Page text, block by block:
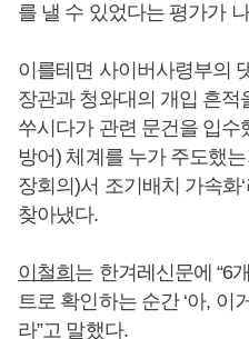
를 낼 수 있었다는 평가가
이를테면 사이버사령부의
장관과 청와대의 개입 흔
쑤시다가 관련 문건을 입
방어) 체계를 누가 주도했
장회의)서 조기배치 가속화
찾아냈다.
이철희 는 한겨레신문에 “6
트로 확인하는 순간 ‘아, 이
라”고 말했다.